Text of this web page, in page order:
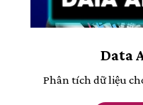
Data
Phân tích dữ liệu